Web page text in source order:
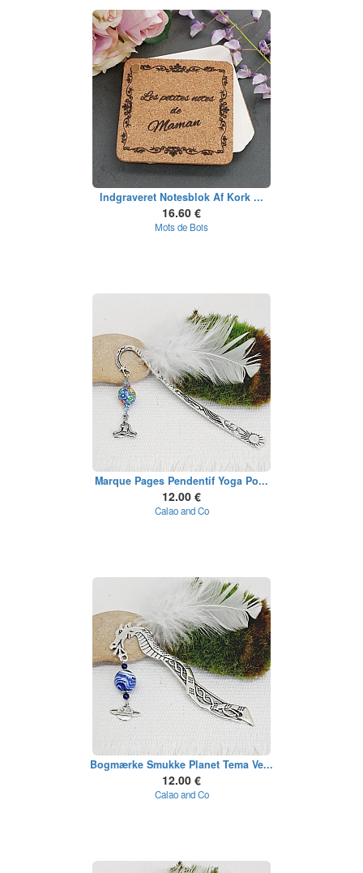
Indgraveret Notesblok Af Kork ...
16.60 €
Mots de Bois
Marque Pages Pendentif Yoga Po...
12.00 €
Calao and Co
Bogmærke Smukke Planet Tema Ve...
12.00 €
Calao and Co